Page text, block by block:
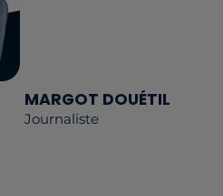
MARGOT DOUÉTIL
Journaliste